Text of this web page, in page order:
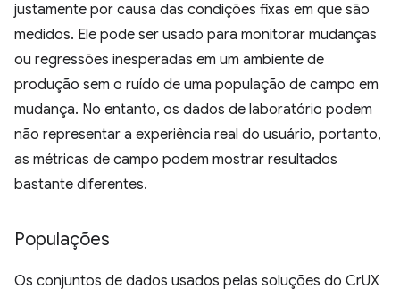
justamente por causa das condições fixas em que são
medidos. Ele pode ser usado para monitorar mudanças
ou regressões inesperadas em um ambiente de
produção sem o ruído de uma população de campo em
mudança. No entanto, os dados de laboratório podem
não representar a experiência real do usuário, portanto,
as métricas de campo podem mostrar resultados
bastante diferentes.
Populações
Os conjuntos de dados usados pelas soluções do CrUX